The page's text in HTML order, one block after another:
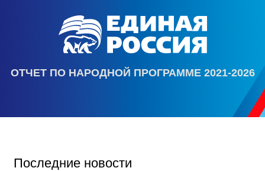
ОТЧЕТ ПО НАРОДНОЙ ПРОГРАММЕ 2021-2026
Последние новости